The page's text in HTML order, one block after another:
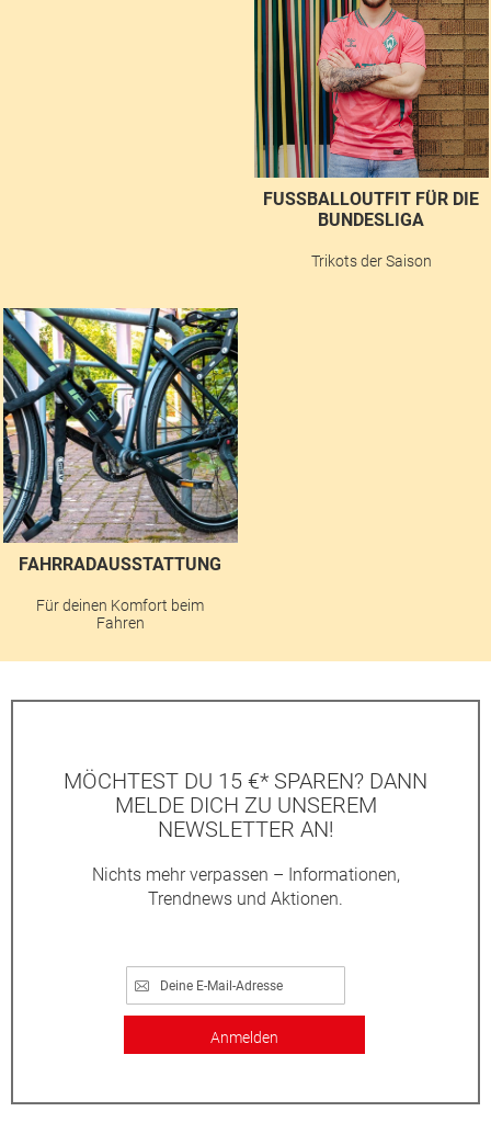
FUSSBALLOUTFIT FÜR DIE B
UNDESLIGA
Trikots der Saison
FAHRRADAUSSTATTUNG
Für deinen Komfort beim
Fahren
MÖCHTEST DU 15 €* SPAREN? DANN
MELDE DICH ZU UNSEREM
NEWSLETTER AN!
Nichts mehr verpassen – Informationen,
Trendnews und Aktionen.
Anmelden